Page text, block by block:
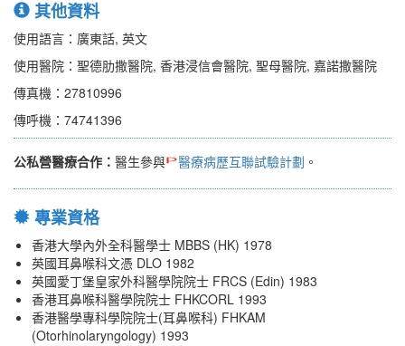
其他資料
使用語言：廣東話, 英文
使用醫院：聖德肋撒醫院, 香港浸信會醫院, 聖母醫院, 嘉諾撒醫院
傳真機：27810996
傳呼機：74741396
公私營醫療合作： 醫生參與 醫療病歷互聯試驗計劃 。
專業資格
香港大學內外全科醫學士 MBBS (HK) 1978
英國耳鼻喉科文憑 DLO 1982
英國愛丁堡皇家外科醫學院院士 FRCS (Edin) 1983
香港耳鼻喉科醫學院院士 FHKCORL 1993
香港醫學專科學院院士(耳鼻喉科) FHKAM
(Otorhinolaryngology) 1993